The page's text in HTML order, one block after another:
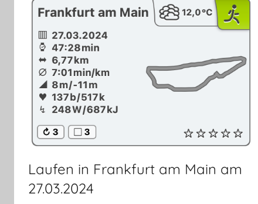
Laufen in Frankfurt am Main am
27.03.2024